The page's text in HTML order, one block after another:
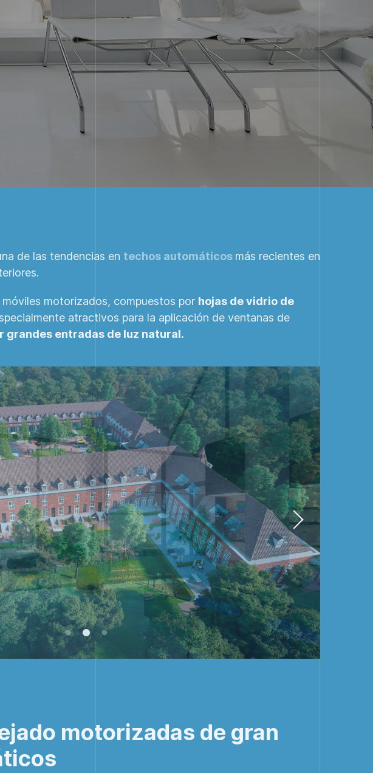
de las tendencias en techos automáticos más recientes en
motorizados, compuestos por hojas de vidrio de
atractivos para la aplicación de ventanas de
grandes entradas de luz natural.
motorizadas de gran